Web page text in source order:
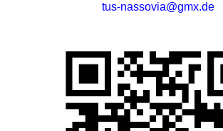
tus-nassovia@gmx.de